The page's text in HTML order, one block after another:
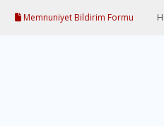
Memnuniyet Bildirim Formu